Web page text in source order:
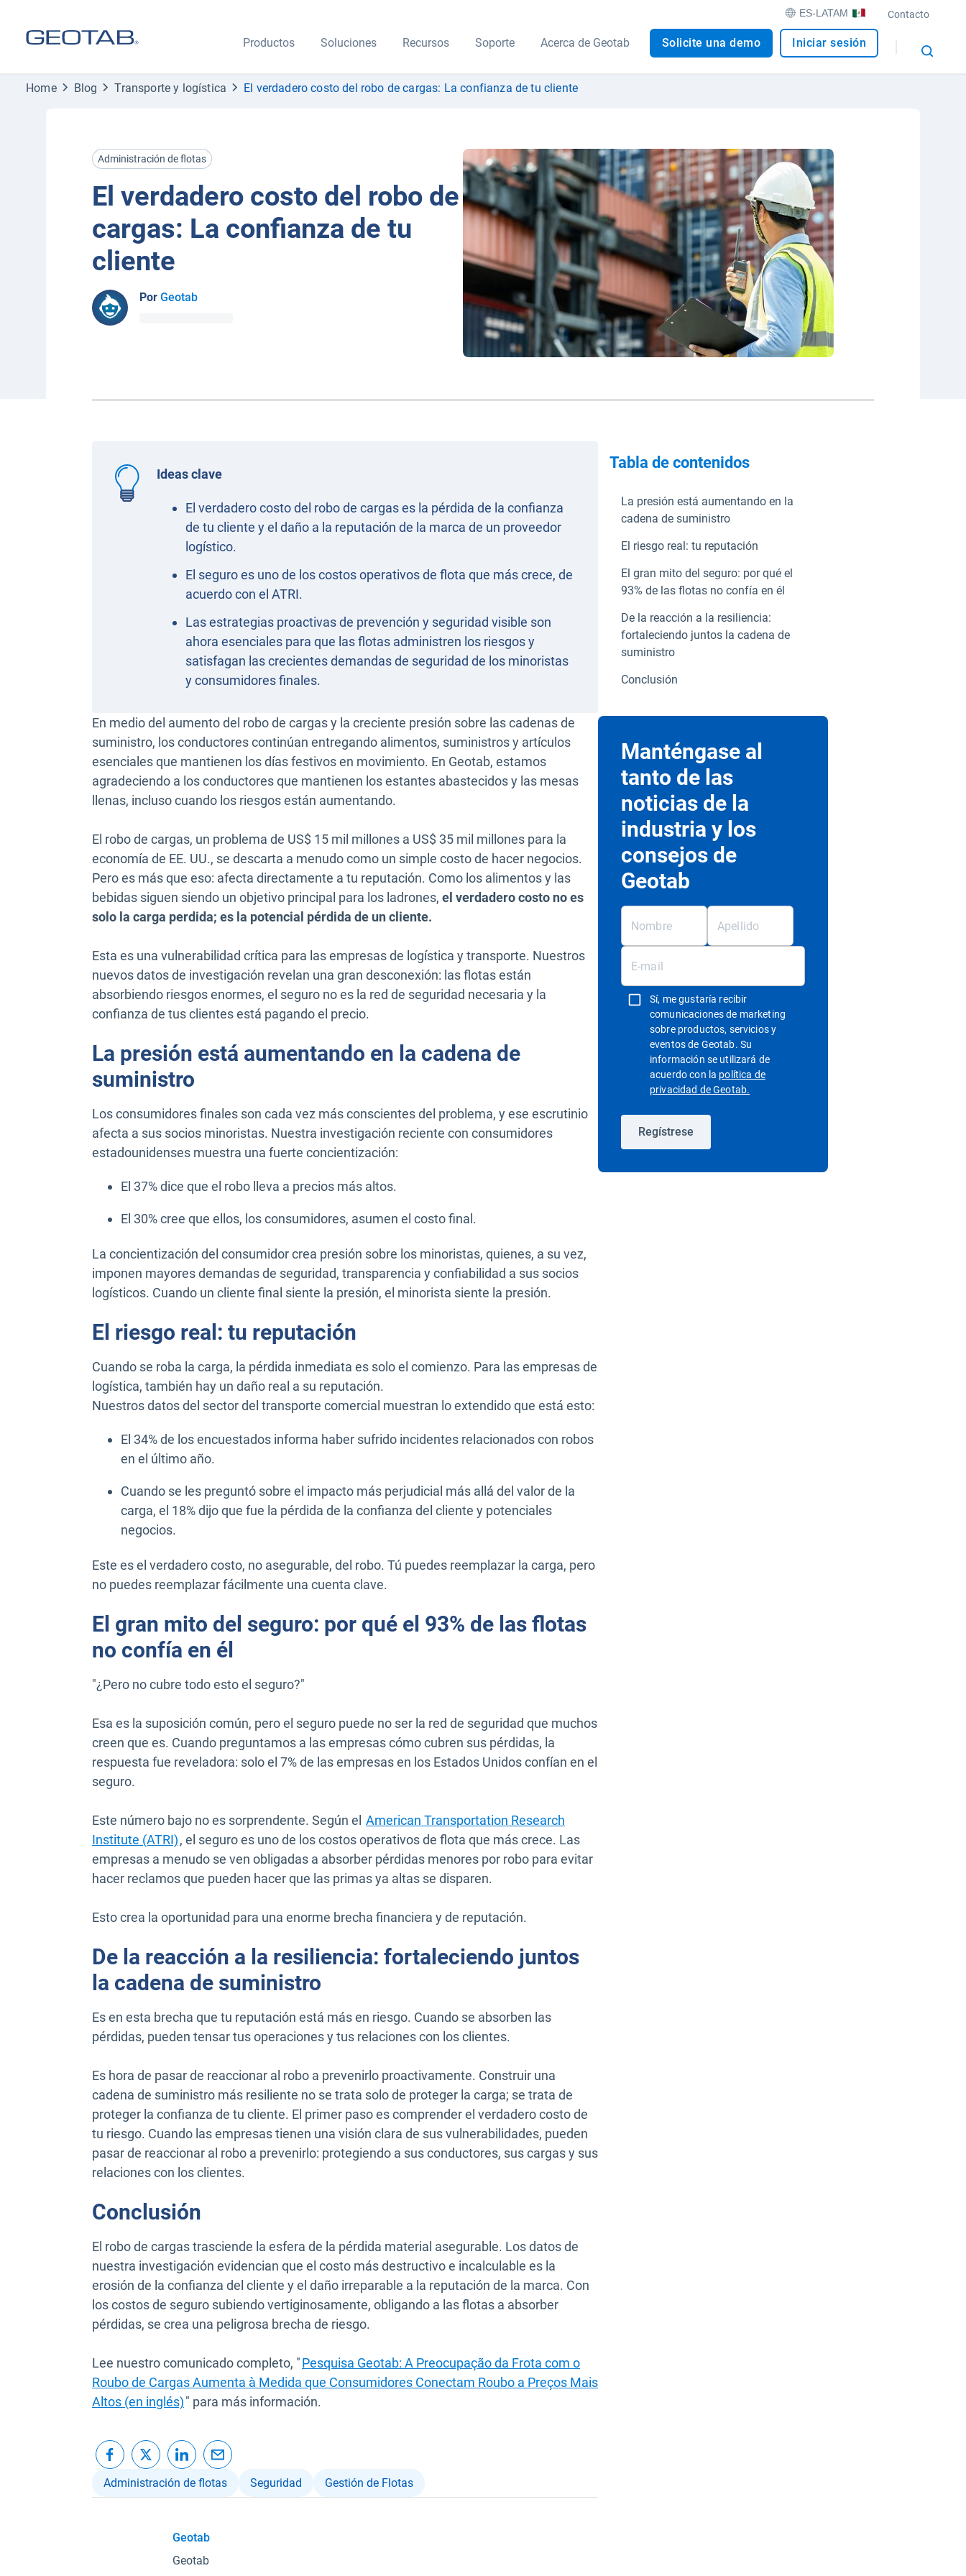
ES-LATAM Contacto
Productos Soluciones Recursos Soporte Acerca de Geotab Solicite una demo Iniciar sesión
Home Blog Transporte y logística El verdadero costo del robo de cargas: La confianza de tu cliente
Administración de flotas
El verdadero costo del robo de
cargas: La confianza de tu
cliente
Por Geotab
Ideas clave
El verdadero costo del robo de cargas es la pérdida de la confianza
de tu cliente y el daño a la reputación de la marca de un proveedor
logístico.
El seguro es uno de los costos operativos de flota que más crece, de
acuerdo con el ATRI.
Las estrategias proactivas de prevención y seguridad visible son
ahora esenciales para que las flotas administren los riesgos y
satisfagan las crecientes demandas de seguridad de los minoristas
y consumidores finales.
En medio del aumento del robo de cargas y la creciente presión sobre las cadenas de
suministro, los conductores continúan entregando alimentos, suministros y artículos
esenciales que mantienen los días festivos en movimiento. En Geotab, estamos
agradeciendo a los conductores que mantienen los estantes abastecidos y las mesas
llenas, incluso cuando los riesgos están aumentando.
El robo de cargas, un problema de US$ 15 mil millones a US$ 35 mil millones para la
economía de EE. UU., se descarta a menudo como un simple costo de hacer negocios.
Pero es más que eso: afecta directamente a tu reputación. Como los alimentos y las
bebidas siguen siendo un objetivo principal para los ladrones, el verdadero costo no es
solo la carga perdida; es la potencial pérdida de un cliente.
Esta es una vulnerabilidad crítica para las empresas de logística y transporte. Nuestros
nuevos datos de investigación revelan una gran desconexión: las flotas están
absorbiendo riesgos enormes, el seguro no es la red de seguridad necesaria y la
confianza de tus clientes está pagando el precio.
La presión está aumentando en la cadena de
suministro
Los consumidores finales son cada vez más conscientes del problema, y ese escrutinio
afecta a sus socios minoristas. Nuestra investigación reciente con consumidores
estadounidenses muestra una fuerte concientización:
El 37% dice que el robo lleva a precios más altos.
El 30% cree que ellos, los consumidores, asumen el costo final.
La concientización del consumidor crea presión sobre los minoristas, quienes, a su vez,
imponen mayores demandas de seguridad, transparencia y confiabilidad a sus socios
logísticos. Cuando un cliente final siente la presión, el minorista siente la presión.
El riesgo real: tu reputación
Cuando se roba la carga, la pérdida inmediata es solo el comienzo. Para las empresas de
logística, también hay un daño real a su reputación.
Nuestros datos del sector del transporte comercial muestran lo extendido que está esto:
El 34% de los encuestados informa haber sufrido incidentes relacionados con robos
en el último año.
Cuando se les preguntó sobre el impacto más perjudicial más allá del valor de la
carga, el 18% dijo que fue la pérdida de la confianza del cliente y potenciales
negocios.
Este es el verdadero costo, no asegurable, del robo. Tú puedes reemplazar la carga, pero
no puedes reemplazar fácilmente una cuenta clave.
El gran mito del seguro: por qué el 93% de las flotas
no confía en él
"¿Pero no cubre todo esto el seguro?"
Esa es la suposición común, pero el seguro puede no ser la red de seguridad que muchos
creen que es. Cuando preguntamos a las empresas cómo cubren sus pérdidas, la
respuesta fue reveladora: solo el 7% de las empresas en los Estados Unidos confían en el
seguro.
Este número bajo no es sorprendente. Según el American Transportation Research
Institute (ATRI)Abrir en una nueva ventana
, el seguro es uno de los costos operativos de flota que más crece. Las
empresas a menudo se ven obligadas a absorber pérdidas menores por robo para evitar
hacer reclamos que pueden hacer que las primas ya altas se disparen.
Esto crea la oportunidad para una enorme brecha financiera y de reputación.
De la reacción a la resiliencia: fortaleciendo juntos
la cadena de suministro
Es en esta brecha que tu reputación está más en riesgo. Cuando se absorben las
pérdidas, pueden tensar tus operaciones y tus relaciones con los clientes.
Es hora de pasar de reaccionar al robo a prevenirlo proactivamente. Construir una
cadena de suministro más resiliente no se trata solo de proteger la carga; se trata de
proteger la confianza de tu cliente. El primer paso es comprender el verdadero costo de
tu riesgo. Cuando las empresas tienen una visión clara de sus vulnerabilidades, pueden
pasar de reaccionar al robo a prevenirlo: protegiendo a sus conductores, sus cargas y sus
relaciones con los clientes.
Conclusión
El robo de cargas trasciende la esfera de la pérdida material asegurable. Los datos de
nuestra investigación evidencian que el costo más destructivo e incalculable es la
erosión de la confianza del cliente y el daño irreparable a la reputación de la marca. Con
los costos de seguro subiendo vertiginosamente, obligando a las flotas a absorber
pérdidas, se crea una peligrosa brecha de riesgo.
Lee nuestro comunicado completo, "Pesquisa Geotab: A Preocupação da Frota com o
Roubo de Cargas Aumenta à Medida que Consumidores Conectam Roubo a Preços Mais
Altos (en inglés)" para más información.
Administración de flotas Seguridad Gestión de Flotas
Geotab
Geotab
Tabla de contenidos
La presión está aumentando en la
cadena de suministro
El riesgo real: tu reputación
El gran mito del seguro: por qué el
93% de las flotas no confía en él
De la reacción a la resiliencia:
fortaleciendo juntos la cadena de
suministro
Conclusión
Manténgase al
tanto de las
noticias de la
industria y los
consejos de
Geotab
Sí, me gustaría recibir
comunicaciones de marketing
sobre productos, servicios y
eventos de Geotab. Su
información se utilizará de
acuerdo con la política de
privacidad de Geotab.
Regístrese